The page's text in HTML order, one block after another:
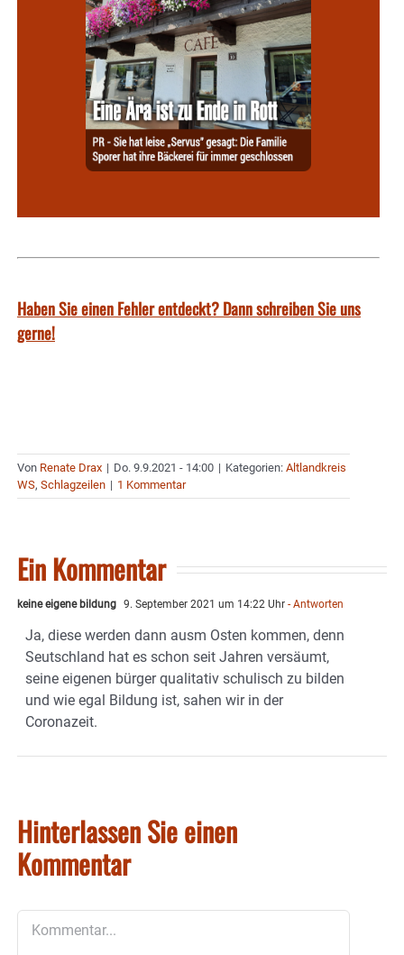
Haben Sie einen Fehler entdeckt? Dann schreiben Sie uns
gerne!
Von Renate Drax | Do. 9.9.2021 - 14:00 | Kategorien: Altlandkreis
WS, Schlagzeilen | 1 Kommentar
Ein Kommentar
keine eigene bildung 9. September 2021 um 14:22 Uhr - Antworten
Ja, diese werden dann ausm Osten kommen, denn
Seutschland hat es schon seit Jahren versäumt,
seine eigenen bürger qualitativ schulisch zu bilden
und wie egal Bildung ist, sahen wir in der
Coronazeit.
Hinterlassen Sie einen
Kommentar